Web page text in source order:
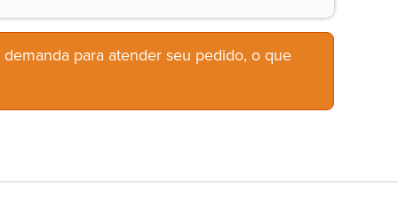
para atender seu pedido, o que